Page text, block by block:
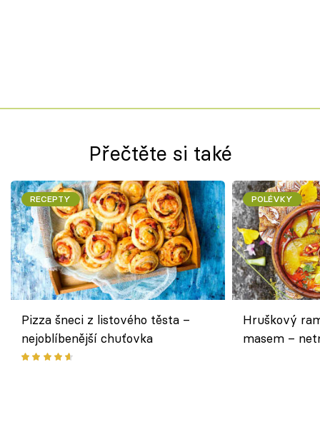
Přečtěte si také
RECEPTY
Pizza šneci z listového těsta –
nejoblíbenější chuťovka
POLÉVKY
Hruškový
masem –